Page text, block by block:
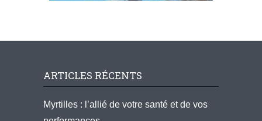
ARTICLES RÉCENTS
Myrtilles : l’allié de votre santé et de vos